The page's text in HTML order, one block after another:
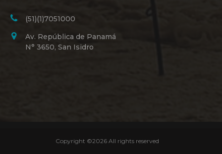
(51)(1)7051000
Av. República de Panamá
N° 3650, San Isidro
Copyright ©2026 All rights reserved